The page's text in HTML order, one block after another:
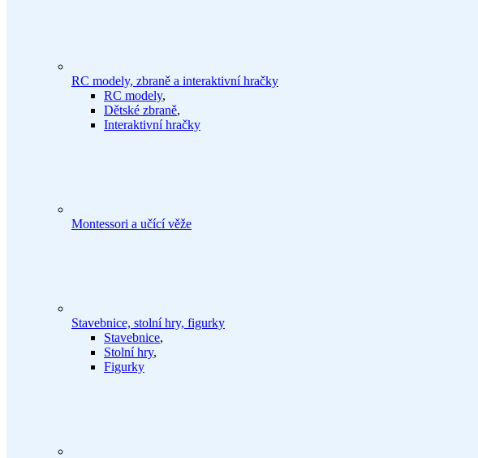
RC modely, zbraně a interaktivní hračky
RC modely,
Dětské zbraně,
Interaktivní hračky
Montessori a učící věže
Stavebnice, stolní hry, figurky
Stavebnice,
Stolní hry,
Figurky